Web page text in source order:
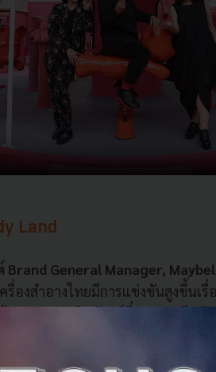
Land
General Manager,
รื่องสำอางไทยมีการแข่งขันสูงขึ้นเ
มองหาแค่ผลิตภัณฑ์ที่คุณภาพดีอย่าง
มรู้สึกร่วมกับผู้บริโภคให้มากที่สุดแต่